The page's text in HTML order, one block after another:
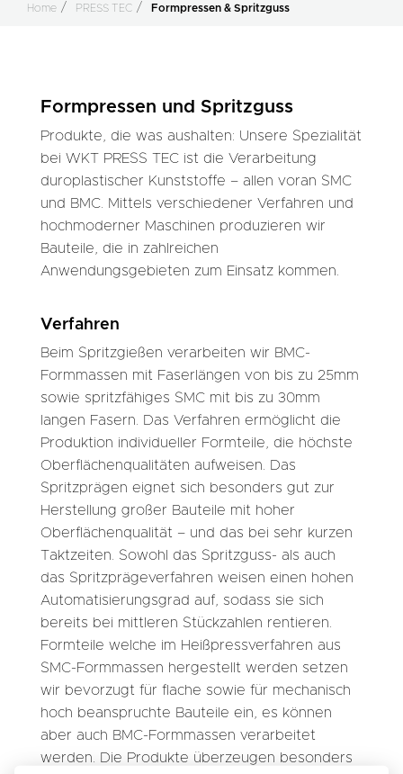
Home PRESS TEC Formpressen & Spritzguss
Formpressen und Spritzguss
Produkte, die was aushalten: Unsere Spezialität
bei WKT PRESS TEC ist die Verarbeitung
duroplastischer Kunststoffe – allen voran SMC
und BMC. Mittels verschiedener Verfahren und
hochmoderner Maschinen produzieren wir
Bauteile, die in zahlreichen
Anwendungsgebieten zum Einsatz kommen.
Verfahren
Beim Spritzgießen verarbeiten wir BMC-
Formmassen mit Faserlängen von bis zu 25mm
sowie spritzfähiges SMC mit bis zu 30mm
langen Fasern. Das Verfahren ermöglicht die
Produktion individueller Formteile, die höchste
Oberflächenqualitäten aufweisen. Das
Spritzprägen eignet sich besonders gut zur
Herstellung großer Bauteile mit hoher
Oberflächenqualität – und das bei sehr kurzen
Taktzeiten. Sowohl das Spritzguss- als auch
das Spritzprägeverfahren weisen einen hohen
Automatisierungsgrad auf, sodass sie sich
bereits bei mittleren Stückzahlen rentieren.
Formteile welche im Heißpressverfahren aus
SMC-Formmassen hergestellt werden setzen
wir bevorzugt für flache sowie für mechanisch
hoch beanspruchte Bauteile ein, es können
aber auch BMC-Formmassen verarbeitet
werden. Die Produkte überzeugen besonders